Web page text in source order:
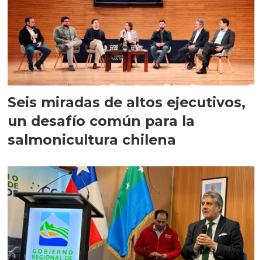
Seis miradas de altos ejecutivos,
un desafío común para la
salmonicultura chilena